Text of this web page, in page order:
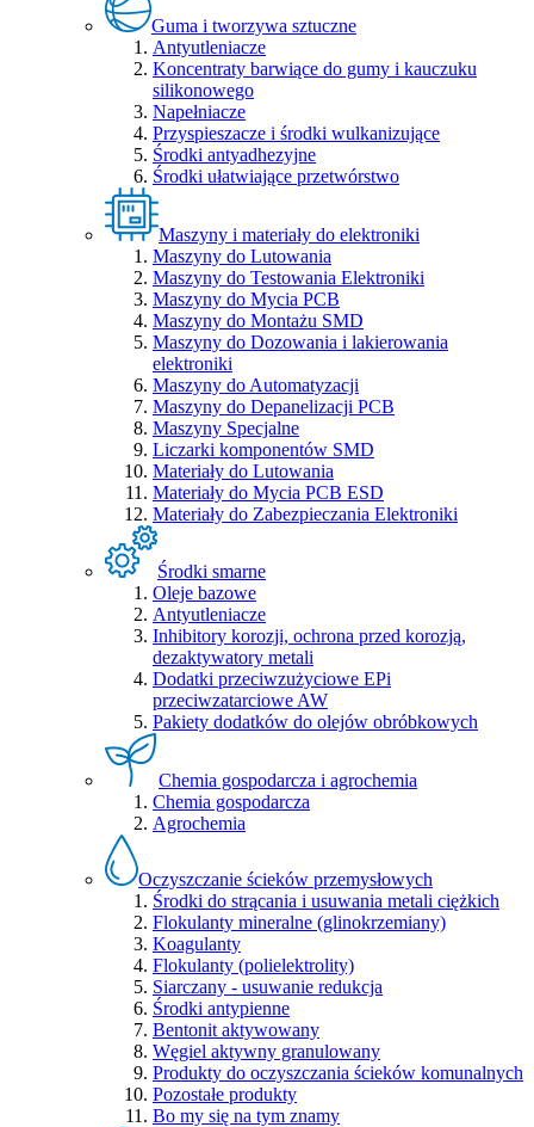
Guma i tworzywa sztuczne
Antyutleniacze
Koncentraty barwiące do gumy i kauczuku
silikonowego
Napełniacze
Przyspieszacze i środki wulkanizujące
Środki antyadhezyjne
Środki ułatwiające przetwórstwo
Maszyny i materiały do elektroniki
Maszyny do Lutowania
Maszyny do Testowania Elektroniki
Maszyny do Mycia PCB
Maszyny do Montażu SMD
Maszyny do Dozowania i lakierowania
elektroniki
Maszyny do Automatyzacji
Maszyny do Depanelizacji PCB
Maszyny Specjalne
Liczarki komponentów SMD
Materiały do Lutowania
Materiały do Mycia PCB ESD
Materiały do Zabezpieczania Elektroniki
Środki smarne
Oleje bazowe
Antyutleniacze
Inhibitory korozji, ochrona przed korozją,
dezaktywatory metali
Dodatki przeciwzużyciowe EPi
przeciwzatarciowe AW
Pakiety dodatków do olejów obróbkowych
Chemia gospodarcza i agrochemia
Chemia gospodarcza
Agrochemia
Oczyszczanie ścieków przemysłowych
Środki do strącania i usuwania metali ciężkich
Flokulanty mineralne (glinokrzemiany)
Koagulanty
Flokulanty (polielektrolity)
Siarczany - usuwanie redukcja
Środki antypienne
Bentonit aktywowany
Węgiel aktywny granulowany
Produkty do oczyszczania ścieków komunalnych
Pozostałe produkty
Bo my się na tym znamy